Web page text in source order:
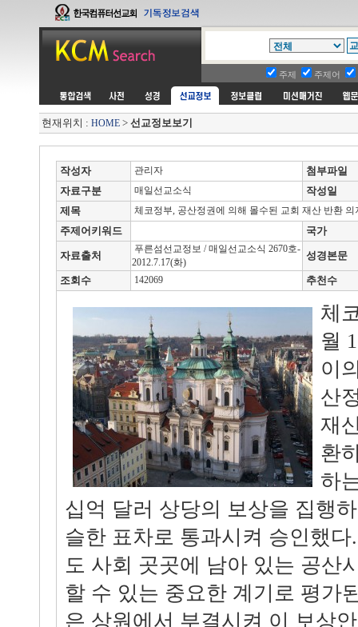
주제 주제어
현재위치 : HOME > 선교정보보기
작성자 관리자
첨부파일
자료구분
매일선교소식
작성일
제목
체코정부, 공산정권에 의해 몰수된 교회 재산 반환 의
주제어키워드 국가
자료출처
푸른섬선교정보 / 매일선교소식 2670호-
2012.7.17(화)
성경본문
조회수 142069 추천수
체
월
이
산
재
환
하
십억 달러 상당의 보상을 집행
슬한 표차로 통과시켜 승인했
도 사회 곳곳에 남아 있는 공산
할 수 있는 중요한 계기로 평가
은 상원에서 부결시켜 이 보상